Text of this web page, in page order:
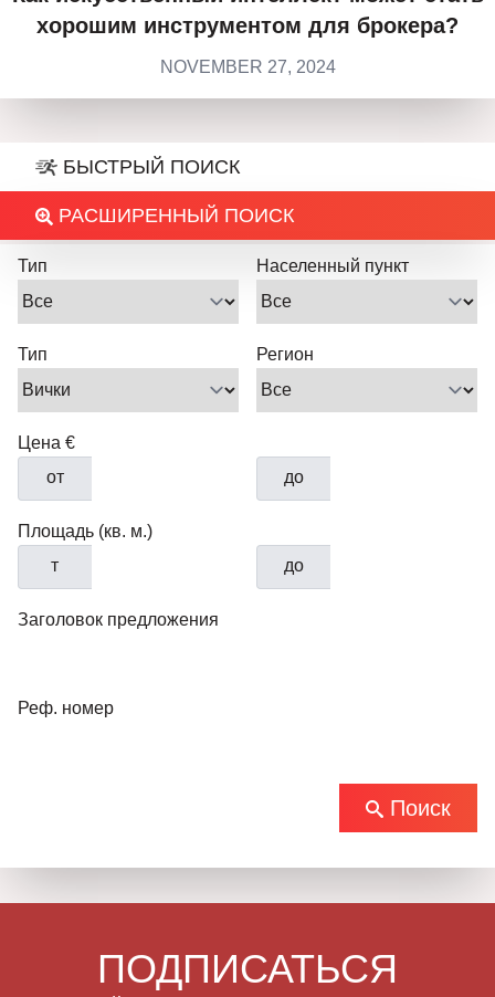
хорошим инструментом для брокера?
NOVEMBER 27, 2024
БЫСТРЫЙ ПОИСК
РАСШИРЕННЫЙ ПОИСК
Тип Населенный пункт
Тип Регион
Цена €
от
до
Площадь (кв. м.)
т
до
Заголовок предложения
Реф. номер
Поиск
ПОДПИСАТЬСЯ